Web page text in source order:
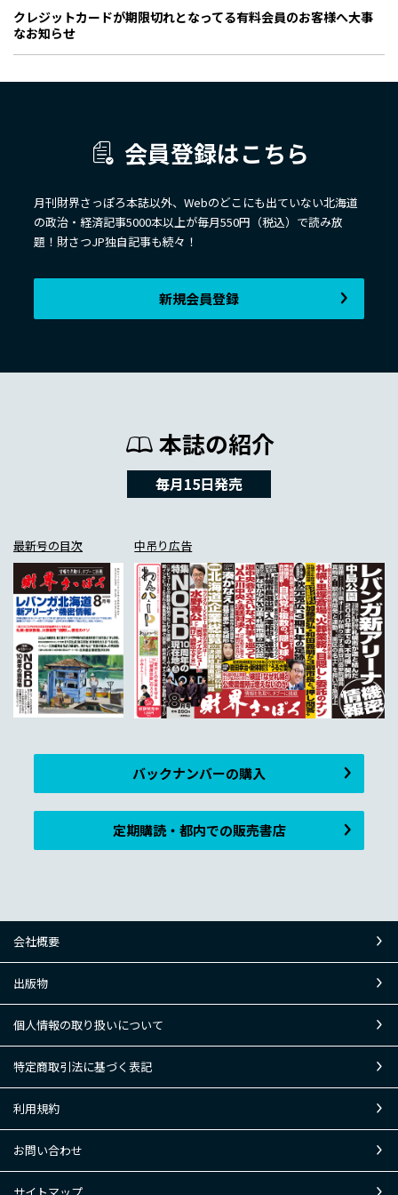
クレジットカードが期限切れとなってる有料会員のお客様へ大事
なお知らせ
会員登録はこちら
月刊財界さっぽろ本誌以外、Webのどこにも出ていない北海道
の政治・経済記事5000本以上が毎月550円（税込）で読み放
題！財さつJP独自記事も続々！
新規会員登録
本誌の紹介
毎月15日発売
最新号の目次 中吊り広告
バックナンバーの購入
定期購読・都内での販売書店
会社概要
出版物
個人情報の取り扱いについて
特定商取引法に基づく表記
利用規約
お問い合わせ
サイトマップ